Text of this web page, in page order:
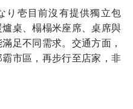
り壱目前沒有提供獨立包
桌、榻榻米座席、桌席與
足不同需求。交通方面，
市區，再步行至店家，非